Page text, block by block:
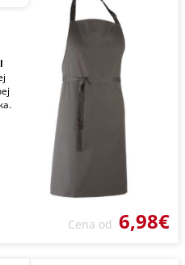
Cena od 6,98€